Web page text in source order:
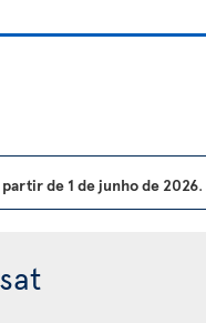
partir de 1 de junho de 2026.